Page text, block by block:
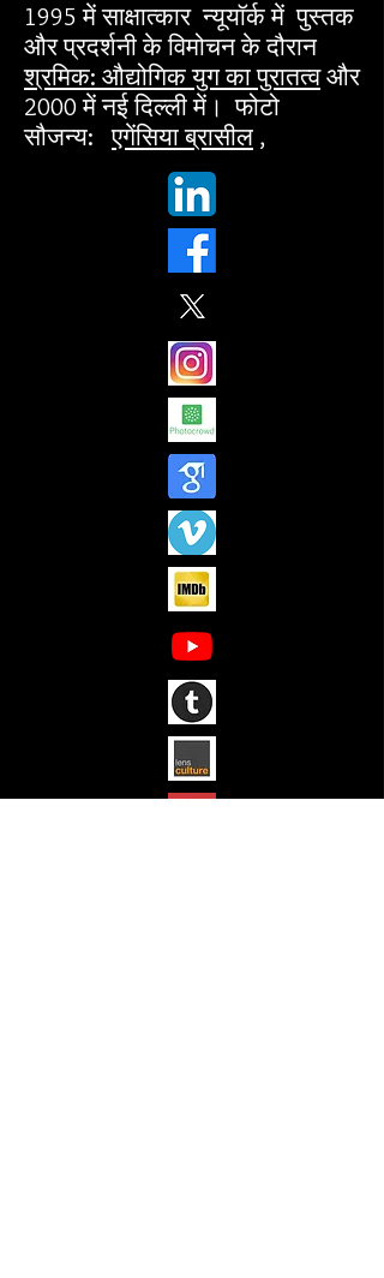
1995 में साक्षात्कार न्यूयॉर्क में पुस्तक
और प्रदर्शनी के विमोचन के दौरान
श्रमिक: औद्योगिक युग का पुरातत्वऔर
2000 में नई दिल्ली में। फोटो
सौजन्य:एगेंसिया ब्रासील ,